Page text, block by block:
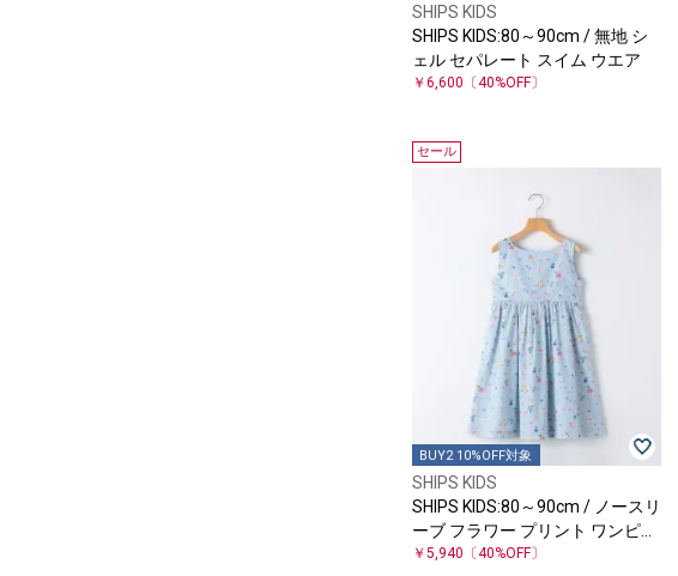
SHIPS KIDS
SHIPS KIDS:80～90cm / 無地 シ
ェル セパレート スイム ウエア
￥6,600 〔40%OFF〕
セール
BUY2 10%OFF対象
SHIPS KIDS
SHIPS KIDS:80～90cm / ノースリ
ーブ フラワー プリント ワンピー
ス
￥5,940 〔40%OFF〕